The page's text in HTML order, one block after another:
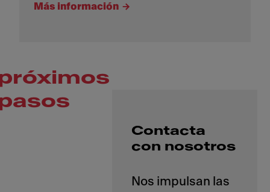
Más información
Contacta
con nosotros
Nos impulsan las